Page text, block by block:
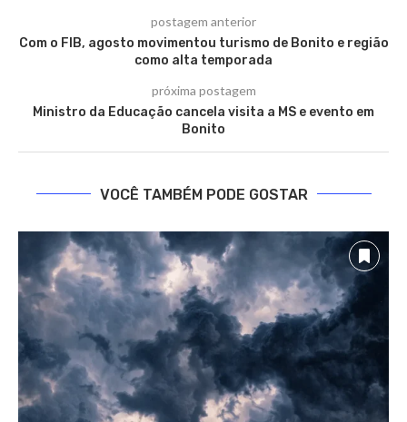
postagem anterior
Com o FIB, agosto movimentou turismo de Bonito e região
como alta temporada
próxima postagem
Ministro da Educação cancela visita a MS e evento em
Bonito
VOCÊ TAMBÉM PODE GOSTAR